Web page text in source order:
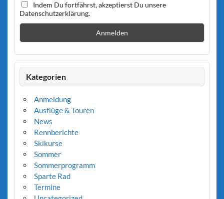
Indem Du fortfährst, akzeptierst Du unsere
Datenschutzerklärung.
Kategorien
Anmeldung
Ausflüge & Touren
News
Rennberichte
Skikurse
Sommer
Sommerprogramm
Sparte Rad
Termine